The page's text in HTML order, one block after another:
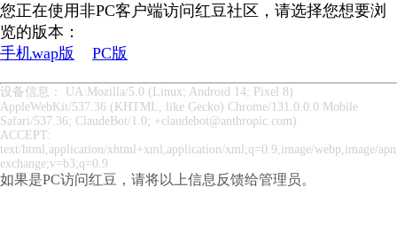
您正在使用非PC客户端访问红豆社区，请选择您想要浏
览的版本：
手机wap版
PC版
设备信息： UA:Mozilla/5.0 (Linux; Android 14; Pixel 8)
AppleWebKit/537.36 (KHTML, like Gecko) Chrome/131.0.0.0 Mobile
Safari/537.36; ClaudeBot/1.0; +claudebot@anthropic.com)
ACCEPT:
text/html,application/xhtml+xml,application/xml;q=0.9,image/webp,image/
exchange;v=b3;q=0.9
如果是PC访问红豆，请将以上信息反馈给管理员。